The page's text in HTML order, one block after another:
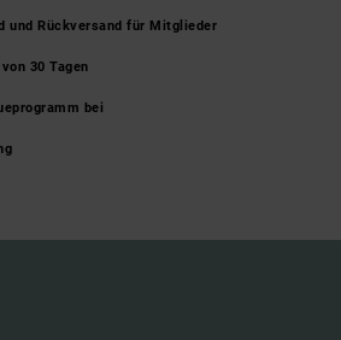
und Rückversand für Mitglieder
30 Tagen
bei